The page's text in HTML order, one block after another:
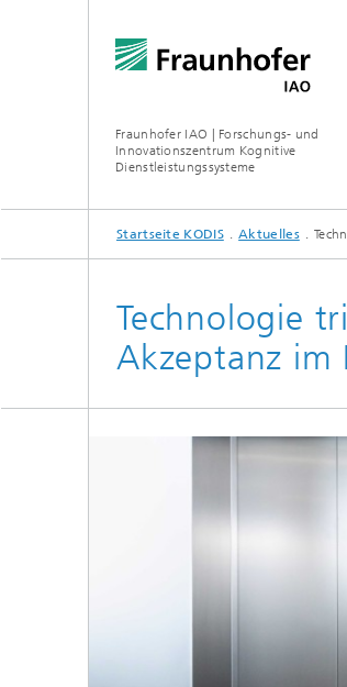
Fraunhofer IAO | Forschungs- und
Innovationszentrum Kognitive
Dienstleistungssysteme
ÜBER UNS
LEISTUNGEN
Startseite KODIS Aktuelles
Technologie
Akzeptanz im